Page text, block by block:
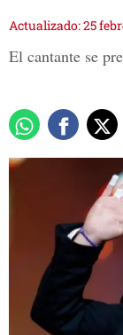
Actualizado: 25
El cantante se